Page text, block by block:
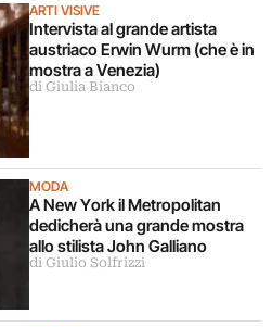
ARTI VISIVE
Intervista al grande artista
austriaco Erwin Wurm (che è in
mostra a Venezia)
di Giulia Bianco
MODA
A New York il Metropolitan
dedicherà una grande mostra
allo stilista John Galliano
di Giulio Solfrizzi